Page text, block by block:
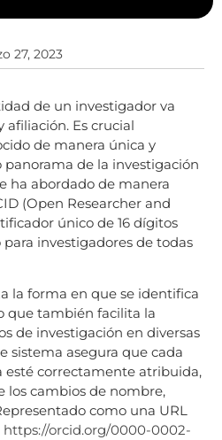
27, 2023
de un investigador va
afiliación. Es crucial
de manera única y
de la investigación
ha abordado de manera
(Open Researcher and
único de 16 dígitos
investigadores de todas
la forma en que se identifica
que también facilita la
de investigación en diversas
sistema asegura que cada
correctamente atribuida,
cambios de nombre,
como una URL
https://orcid.org/0000-0002-